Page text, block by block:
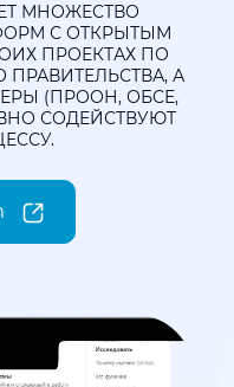
МНОЖЕСТВО
С ОТКРЫТЫМ
ПРОЕКТАХ ПО
А
(ПРООН, ОБСЕ,
СОДЕЙСТВУЮТ